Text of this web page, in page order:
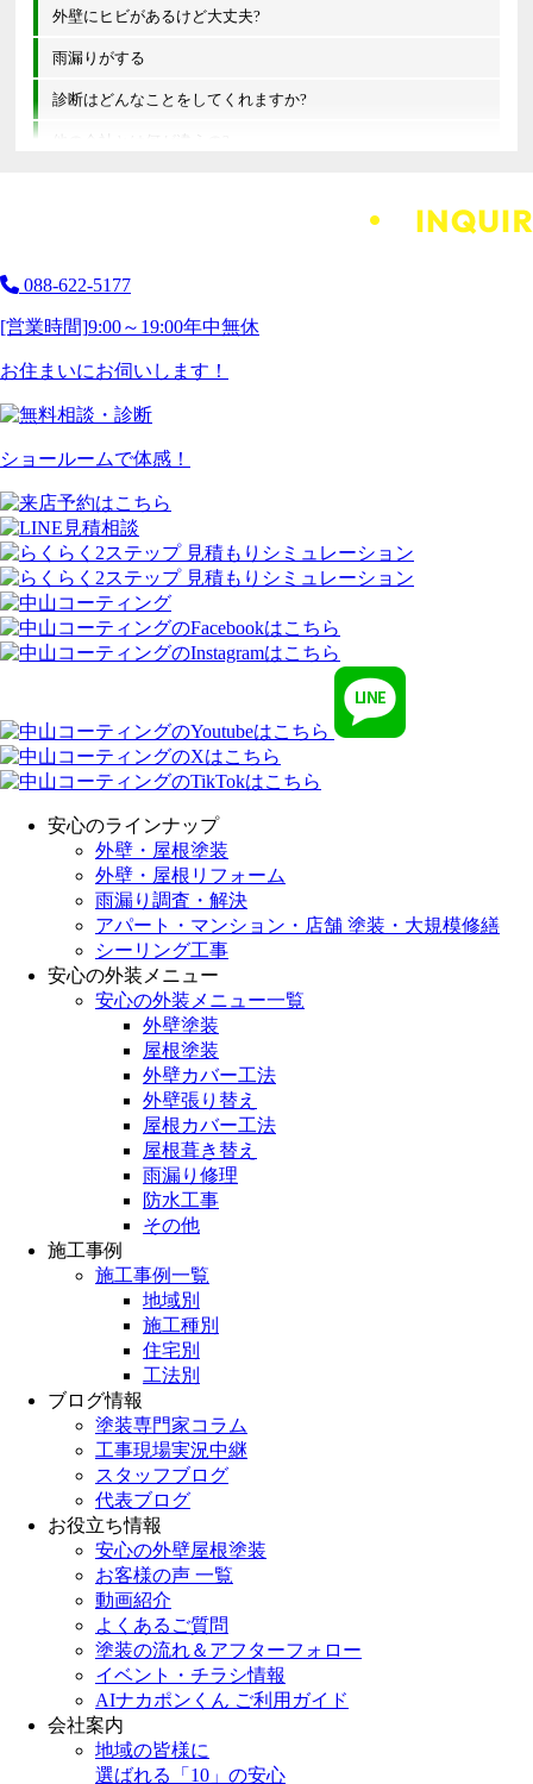
外壁にヒビがあるけど大丈夫?
雨漏りがする
診断はどんなことをしてくれますか?
他の会社とは何が違うの?
088-622-5177
[営業時間]9:00～19:00年中無休
お住まいにお伺いします！
ショールームで体感！
安心のラインナップ
外壁・屋根塗装
外壁・屋根リフォーム
雨漏り調査・解決
アパート・マンション・店舗 塗装・大規模修繕
シーリング工事
安心の外装メニュー
安心の外装メニュー一覧
外壁塗装
屋根塗装
外壁カバー工法
外壁張り替え
屋根カバー工法
屋根葺き替え
雨漏り修理
防水工事
その他
施工事例
施工事例一覧
地域別
施工種別
住宅別
工法別
ブログ情報
塗装専門家コラム
工事現場実況中継
スタッフブログ
代表ブログ
お役立ち情報
安心の外壁屋根塗装
お客様の声 一覧
動画紹介
よくあるご質問
塗装の流れ＆アフターフォロー
イベント・チラシ情報
AIナカポンくん ご利用ガイド
会社案内
地域の皆様に
選ばれる「10」の安心